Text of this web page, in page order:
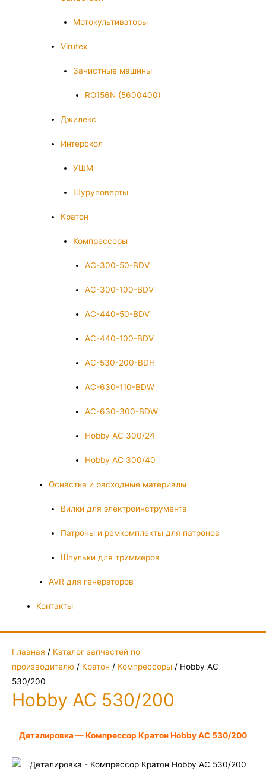
Мотокультиваторы
Virutex
Зачистные машины
RO156N (5600400)
Джилекс
Интерскол
УШМ
Шуруповерты
Кратон
Компрессоры
AC-300-50-BDV
AC-300-100-BDV
AC-440-50-BDV
AC-440-100-BDV
AC-530-200-BDH
AC-630-110-BDW
AC-630-300-BDW
Hobby AC 300/24
Hobby AC 300/40
Оснастка и расходные материалы
Вилки для электроинструмента
Патроны и ремкомплекты для патронов
Шпульки для триммеров
AVR для генераторов
Контакты
Главная / Каталог запчастей по
производителю / Кратон / Компрессоры / Hobby AC
530/200
Hobby AC 530/200
Деталировка — Компрессор Кратон Hobby AC 530/200